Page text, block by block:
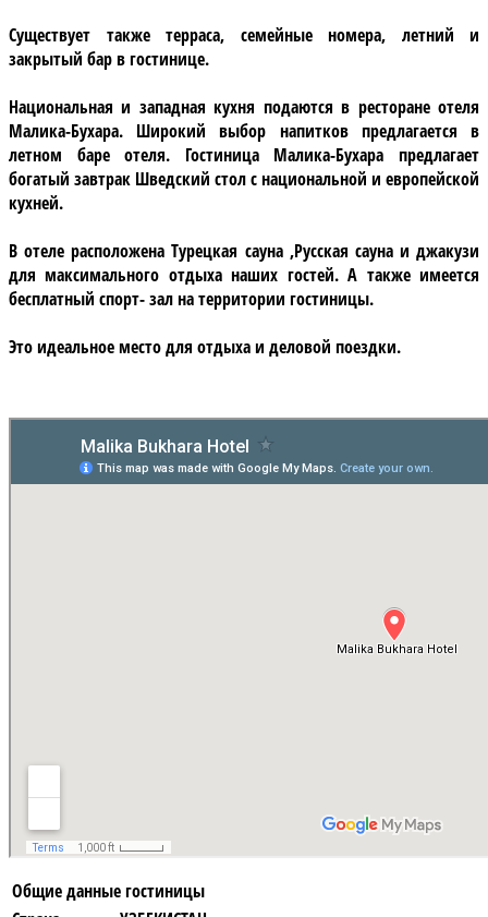
Существует также терраса, семейные номера, летний и
закрытый бар в гостинице.
Национальная и западная кухня подаются в ресторане отеля
Малика-Бухара. Широкий выбор напитков предлагается в
летном баре отеля. Гостиница Малика-Бухара предлагает
богатый завтрак Шведский стол с национальной и европейской
кухней.
В отеле расположенаТурецкая сауна,Русская саунаи джакузи
для максимального отдыха наших гостей. А также имеется
бесплатный спорт- зал на территории гостиницы.
Это идеальное место для отдыха и деловой поездки.
Общие данные гостиницы